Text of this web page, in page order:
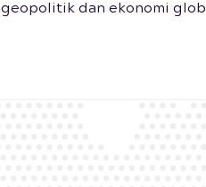
geopolitik dan ekonomi